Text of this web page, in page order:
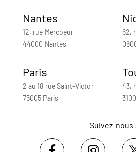
Nantes
12, rue Mercoeur
44000 Nantes
62,
Paris
2 au 18 rue Saint-Victor
75005 Paris
43,
Suivez-nous